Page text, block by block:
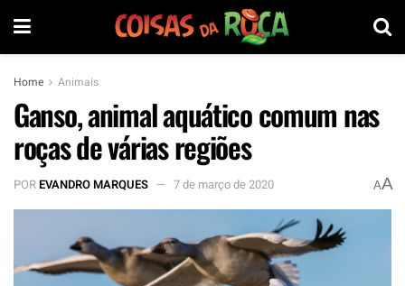
Home Animais
Ganso, animal aquático comum nas
roças de várias regiões
POREVANDRO MARQUES 7 de março de 2020 AA